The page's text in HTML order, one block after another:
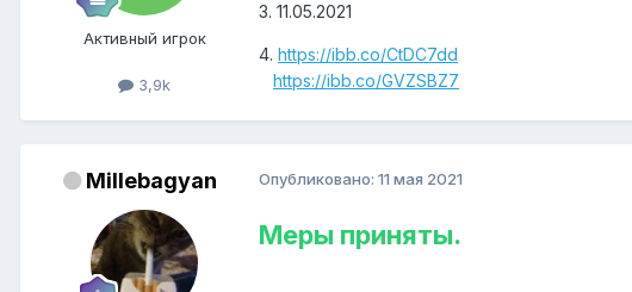
Активный игрок
3,9k
3. 11.05.2021
4. https://ibb.co/CtDC7dd
https://ibb.co/GVZSBZ7
Millebagyan Опубликовано: 11 мая 2021
Меры приняты.